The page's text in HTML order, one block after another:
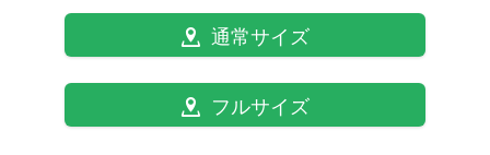
通常サイズ
フルサイズ